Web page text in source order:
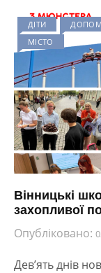
ДІТИ
МІСТО
Вінницькі
захопливої
Опубліковано:
Дев’ять днів